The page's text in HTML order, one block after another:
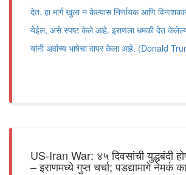
देत, हा मार्ग खुला न केल्यास निर्णायक आणि
येईल, असे स्पष्ट केले आहे. इराणला धमकी देत
यांनी अर्वाच्य भाषेचा वापर केला आहे. (Donald
US-Iran War: ४५ दिवसांची युद्धबंदी
– इराणमध्ये गुप्त चर्चा; पडद्यामागे नेमकं